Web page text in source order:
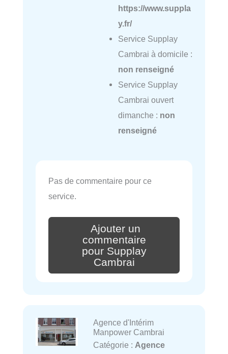
https://www.suppla
y.fr/
Service Supplay
Cambrai à domicile :
non renseigné
Service Supplay
Cambrai ouvert
dimanche : non
renseigné
Pas de commentaire pour ce
service.
Ajouter un
commentaire
pour Supplay
Cambrai
Agence d'Intérim
Manpower Cambrai
Catégorie : Agence